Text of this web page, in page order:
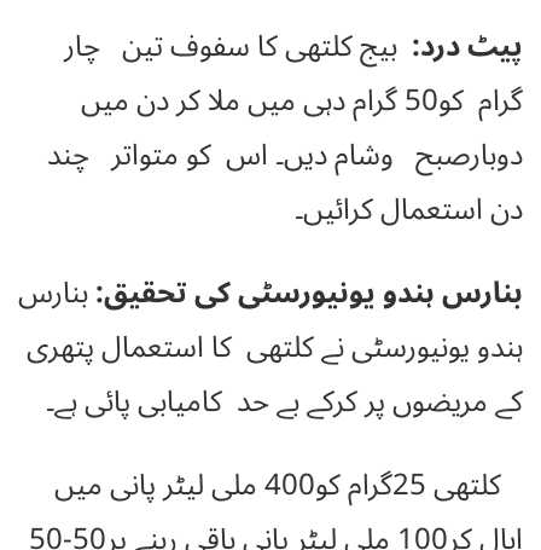
پیٹ درد: بیج کلتھی کا سفوف تین چار
گرام کو50 گرام دہی میں ملا کر دن میں
دوبارصبح وشام دیں۔ اس کو متواتر چند
دن استعمال کرائیں۔
بنارس ہندو یونیورسٹی کی تحقیق:بنارس
ہندو یونیورسٹی نے کلتھی کا استعمال پتھری
کے مریضوں پر کرکے بے حد کامیابی پائی ہے۔
کلتھی 25گرام کو400 ملی لیٹر پانی میں